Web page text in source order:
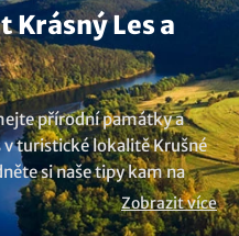
Krásný Les a
přírodní památky a
v turistické lokalitě Krušné
si naše tipy kam na
Objevte výletní cíle, tipy
jsme pro vás
Zobrazit více